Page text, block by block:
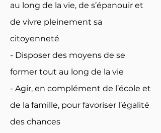
au long de la vie, de s’épanouir et
de vivre pleinement sa
citoyenneté
- Disposer des moyens de se
former tout au long de la vie
- Agir, en complément de l’école et
de la famille, pour favoriser l’égalité
des chances